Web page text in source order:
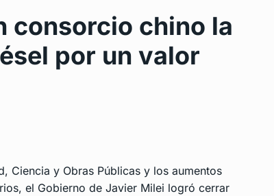
consorcio chino la
por un valor
Ciencia y Obras Públicas y los aumentos
el Gobierno de Javier Milei logró cerrar